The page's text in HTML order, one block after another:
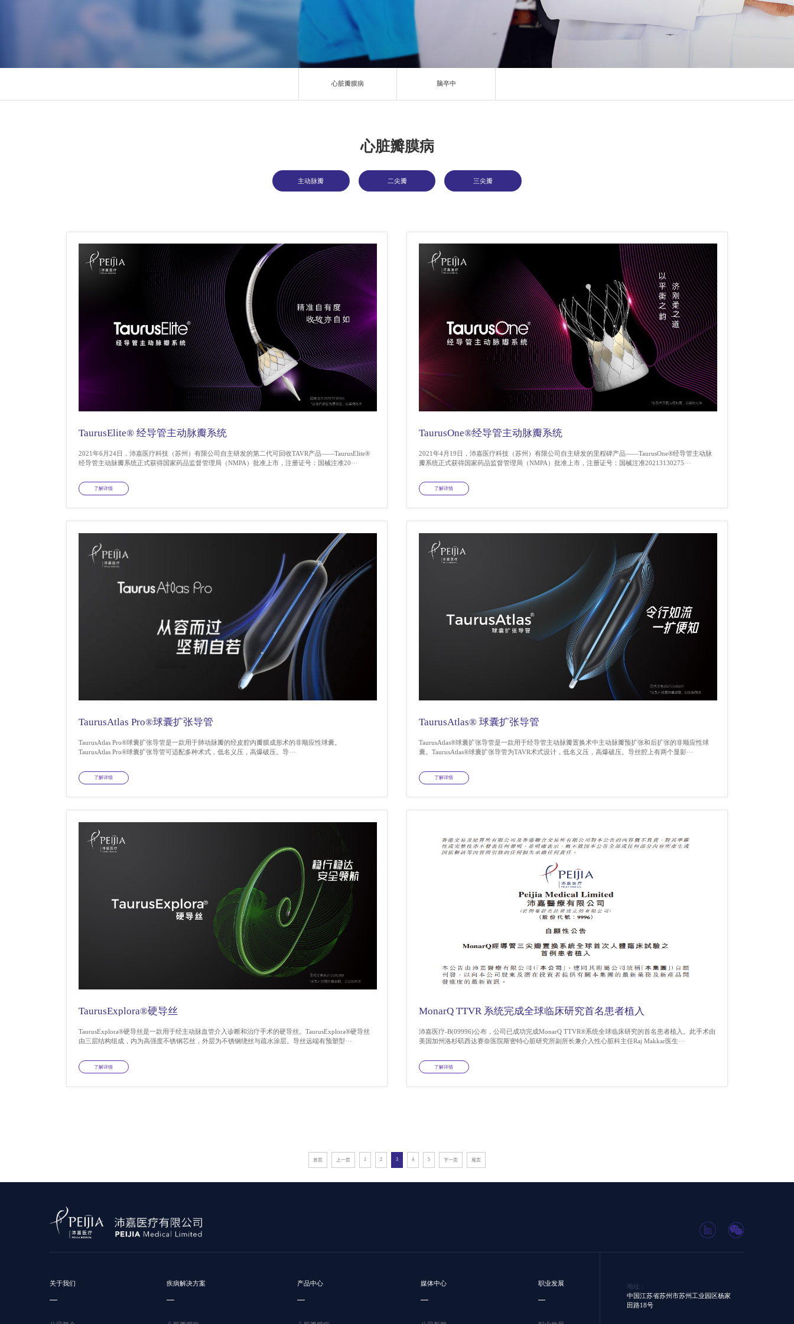
心脏瓣膜病 脑卒中
心脏瓣膜病
主动脉瓣 二尖瓣 三尖瓣
TaurusElite® 经导管主动脉瓣系统
2021年6月24日，沛嘉医疗科技（苏州）有限公司自主研发的第二代可回收TAVR产品——TaurusElite®
经导管主动脉瓣系统正式获得国家药品监督管理局（NMPA）批准上市，注册证号：国械注准20···
了解详情
TaurusOne®经导管主动脉瓣系统
2021年4月19日，沛嘉医疗科技（苏州）有限公司自主研发的里程碑产品——TaurusOne®经导管主动脉
瓣系统正式获得国家药品监督管理局（NMPA）批准上市，注册证号：国械注准20213130275···
了解详情
TaurusAtlas Pro®球囊扩张导管
TaurusAtlas Pro®球囊扩张导管是一款用于肺动脉瓣的经皮腔内瓣膜成形术的非顺应性球囊。
TaurusAtlas Pro®球囊扩张导管可适配多种术式，低名义压，高爆破压。导···
了解详情
TaurusAtlas® 球囊扩张导管
TaurusAtlas®球囊扩张导管是一款用于经导管主动脉瓣置换术中主动脉瓣预扩张和后扩张的非顺应性球
囊。TaurusAtlas®球囊扩张导管为TAVR术式设计，低名义压，高爆破压。导丝腔上有两个显影···
了解详情
TaurusExplora®硬导丝
TaurusExplora®硬导丝是一款用于经主动脉血管介入诊断和治疗手术的硬导丝。TaurusExplora®硬导丝
由三层结构组成，内为高强度不锈钢芯丝，外层为不锈钢绕丝与疏水涂层。导丝远端有预塑型···
了解详情
MonarQ TTVR 系统完成全球临床研究首名患者植入
沛嘉医疗-B(09996)公布，公司已成功完成MonarQ TTVR®系统全球临床研究的首名患者植入。此手术由
美国加州洛杉矶西达赛奈医院斯密特心脏研究所副所长兼介入性心脏科主任Raj Makkar医生···
了解详情
首页 上一页 1 2 3 4 5 下一页 尾页
关于我们 疾病解决方案 产品中心 媒体中心 职业发展
地址：
中国江苏省苏州市苏州工业园区杨家
田路18号